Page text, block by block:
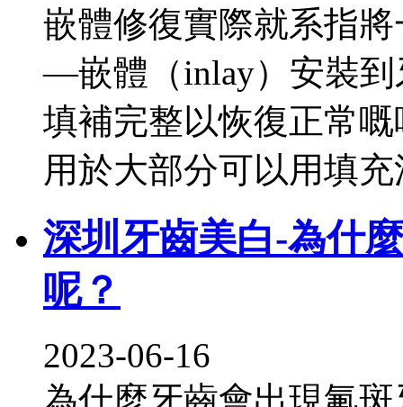
嵌體修復實際就系指
—嵌體（inlay）安裝到
填補完整以恢復正常
用於大部分可以用填
深圳牙齒美白-為什
呢？
2023-06-16
為什麼牙齒會出現氟